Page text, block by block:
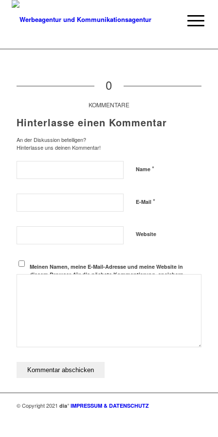
0
KOMMENTARE
Hinterlasse einen Kommentar
An der Diskussion beteiligen?
Hinterlasse uns deinen Kommentar!
Name *
E-Mail *
Website
Meinen Namen, meine E-Mail-Adresse und meine Website in
diesem Browser, für die nächste Kommentierung, speichern.
© Copyright 2021 dia° IMPRESSUM & DATENSCHUTZ